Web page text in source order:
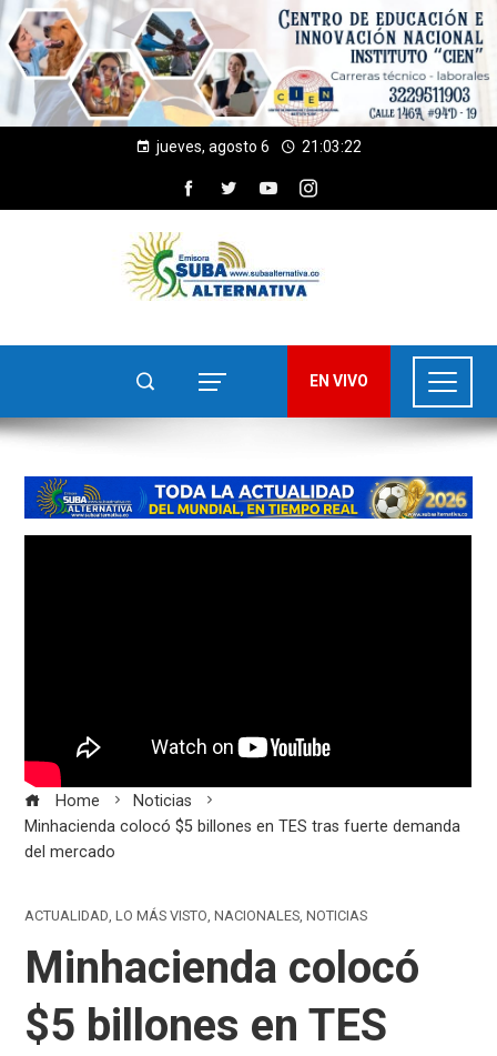
jueves, agosto 6 21:03:24
EN VIVO
Home
Noticias
Minhacienda colocó $5 billones en TES tras fuerte demanda
del mercado
ACTUALIDAD,LO MÁS VISTO,NACIONALES,NOTICIAS
Minhacienda colocó
$5 billones en TES